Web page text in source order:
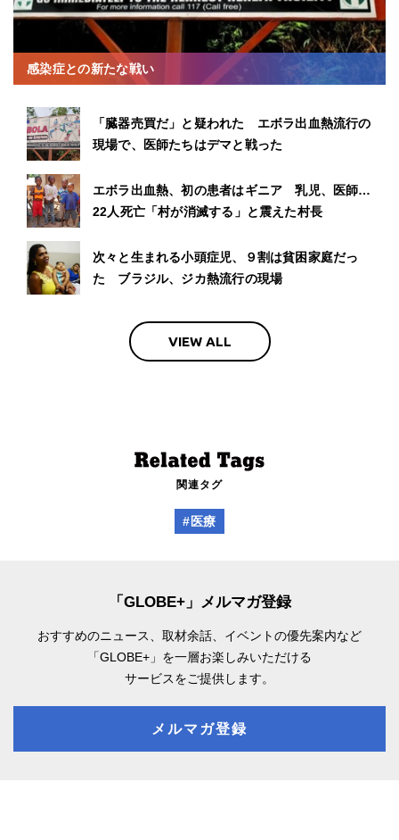
感染症との新たな戦い
「臓器売買だ」と疑われた エボラ出血熱流行の
現場で、医師たちはデマと戦った
エボラ出血熱、初の患者はギニア 乳児、医師…
22人死亡「村が消滅する」と震えた村長
次々と生まれる小頭症児、９割は貧困家庭だっ
た ブラジル、ジカ熱流行の現場
VIEW ALL
関連タグ
#医療
「GLOBE+」メルマガ登録
おすすめのニュース、取材余話、 イベントの優先案内など
「GLOBE+」を一層お楽しみいただける
サービスをご提供します。
メルマガ登録